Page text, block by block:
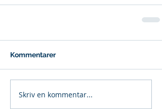
Kommentarer
Skriv en kommentar...